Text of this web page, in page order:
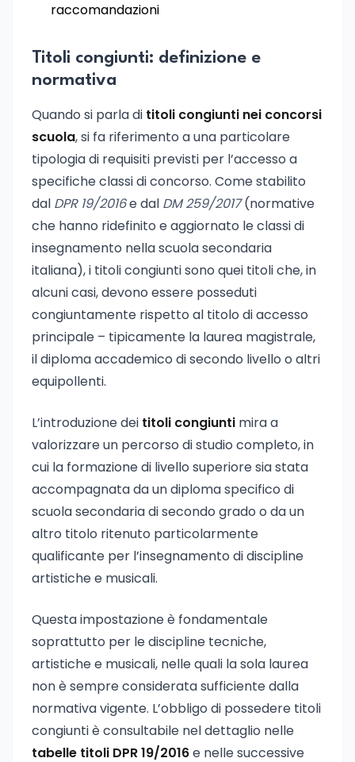
raccomandazioni
Titoli congiunti: definizione e
normativa
Quando si parla di titoli congiunti nei concorsi
scuola, si fa riferimento a una particolare
tipologia di requisiti previsti per l’accesso a
specifiche classi di concorso. Come stabilito
dal DPR 19/2016e dal DM 259/2017(normative
che hanno ridefinito e aggiornato le classi di
insegnamento nella scuola secondaria
italiana), i titoli congiunti sono quei titoli che, in
alcuni casi, devono essere posseduti
congiuntamente rispetto al titolo di accesso
principale – tipicamente la laurea magistrale,
il diploma accademico di secondo livello o altri
equipollenti.
L’introduzione dei titoli congiunti mira a
valorizzare un percorso di studio completo, in
cui la formazione di livello superiore sia stata
accompagnata da un diploma specifico di
scuola secondaria di secondo grado o da un
altro titolo ritenuto particolarmente
qualificante per l’insegnamento di discipline
artistiche e musicali.
Questa impostazione è fondamentale
soprattutto per le discipline tecniche,
artistiche e musicali, nelle quali la sola laurea
non è sempre considerata sufficiente dalla
normativa vigente. L’obbligo di possedere titoli
congiunti è consultabile nel dettaglio nelle
tabelle titoli DPR 19/2016e nelle successive